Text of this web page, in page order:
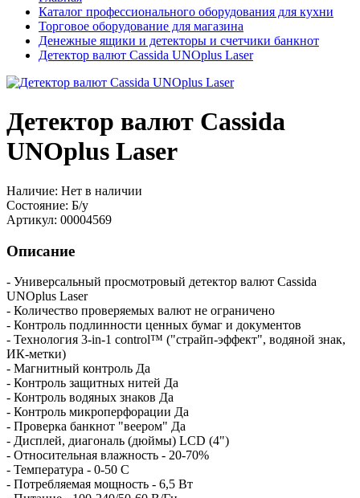
Каталог профессионального оборудования для кухни
Торговое оборудование для магазина
Денежные ящики и детекторы и счетчики банкнот
Детектор валют Cassida UNOplus Laser
Детектор валют Cassida
UNOplus Laser
Наличие: Нет в наличии
Состояние: Б/у
Артикул: 00004569
Описание
- Универсальный просмотровый детектор валют Cassida
UNOplus Laser
- Количество проверяемых валют не ограничено
- Контроль подлинности ценных бумаг и документов
- Технология 3-in-1 control™ ("страйп-эффект", водяной знак,
ИК-метки)
- Магнитный контроль Да
- Контроль защитных нитей Да
- Контроль водяных знаков Да
- Контроль микроперфорации Да
- Проверка банкнот "веером" Да
- Дисплей, диагональ (дюймы) LCD (4")
- Относительная влажность - 20-70%
- Температура - 0-50 С
- Потребляемая мощность - 6,5 Вт